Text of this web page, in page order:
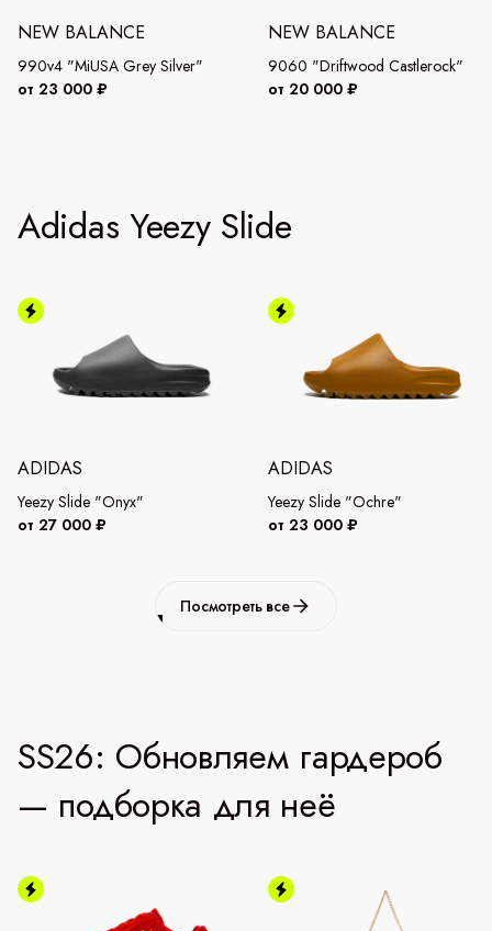
NEW BALANCE
990v4 "MiUSA Grey Silver"
от 23 000 ₽
NEW BALANCE
9060 "Driftwood Castlerock"
от 20 000 ₽
Adidas Yeezy Slide
ADIDAS
Yeezy Slide "Onyx"
от 27 000 ₽
ADIDAS
Yeezy Slide "Ochre"
от 23 000 ₽
Посмотреть все
SS26: Обновляем гардероб
— подборка для неё